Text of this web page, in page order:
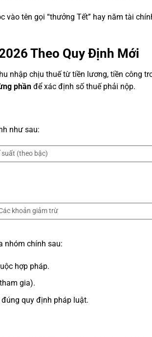
tên gọi “thưởng Tết” hay năm tài
Theo Quy Định Mới
nhập chịu thuế từ tiền lương, tiền công
phần để xác định số thuế phải nộp.
như sau:
suất (theo bậc)
khoản giảm trừ
nhóm chính sau:
hợp pháp.
gia).
quy định pháp luật.